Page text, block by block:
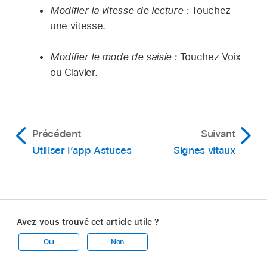
Modifier la vitesse de lecture :Touchez
une vitesse.
Modifier le mode de saisie : Touchez Voix
ou Clavier.
Précédent
Utiliser l’app Astuces
Suivant
Signes vitaux
Avez-vous trouvé cet article utile ?
Oui Non